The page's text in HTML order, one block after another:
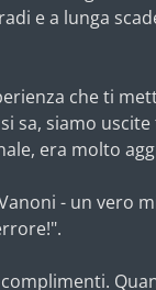
e a lunga
che ti
sa, siamo
era molto
- un vero